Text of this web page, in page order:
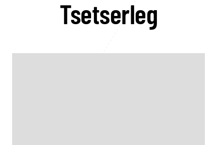
Tsetserleg